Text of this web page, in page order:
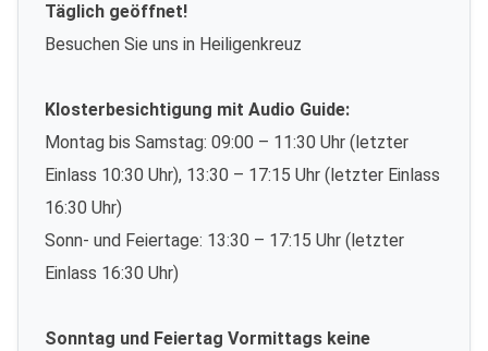
Täglich geöffnet!
Besuchen Sie uns in Heiligenkreuz
Klosterbesichtigung mit Audio Guide:
Montag bis Samstag: 09:00 – 11:30 Uhr (letzter
Einlass 10:30 Uhr), 13:30 – 17:15 Uhr (letzter Einlass
16:30 Uhr)
Sonn- und Feiertage: 13:30 – 17:15 Uhr (letzter
Einlass 16:30 Uhr)
Sonntag und Feiertag Vormittags keine